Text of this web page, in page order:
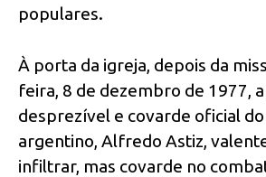
populares.
À porta da igreja, depois da
feira, 8 de dezembro de 1977,
desprezível e covarde oficial
argentino, Alfredo Astiz,
infiltrar, mas covarde no